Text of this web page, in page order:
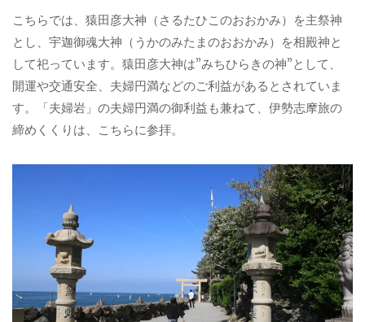
こちらでは、猿田彦大神（さるたひこのおおかみ）を主祭神
とし、宇迦御魂大神（うかのみたまのおおかみ）を相殿神と
して祀っています。猿田彦大神は”みちひらきの神”として、
開運や交通安全、夫婦円満などのご利益があるとされていま
す。「夫婦岩」の夫婦円満の御利益も兼ねて、伊勢志摩旅の
締めくくりは、こちらに参拝。